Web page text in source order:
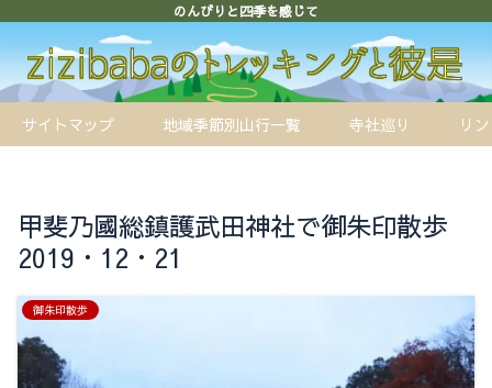
のんびりと四季を感じて
サイトマップ 地域季節別山行一覧 寺社巡り リ
甲斐乃國総鎮護武田神社で御朱印散歩
2019・12・21
御朱印散歩